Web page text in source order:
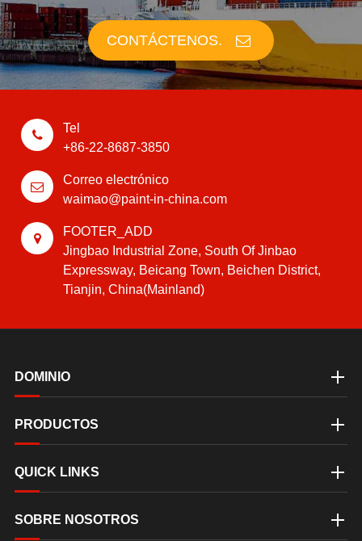
CONTÁCTENOS.
Tel
+86-22-8687-3850
Correo electrónico
waimao@paint-in-china.com
FOOTER_ADD
Jingbao Industrial Zone, South Of Jinbao
Expressway, Beicang Town, Beichen District,
Tianjin, China(Mainland)
DOMINIO
PRODUCTOS
QUICK LINKS
SOBRE NOSOTROS